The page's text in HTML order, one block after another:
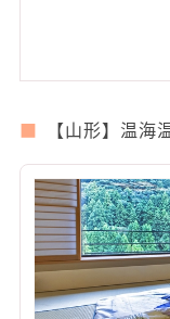
【山形】温